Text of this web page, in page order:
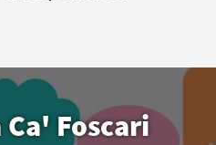
Foscari